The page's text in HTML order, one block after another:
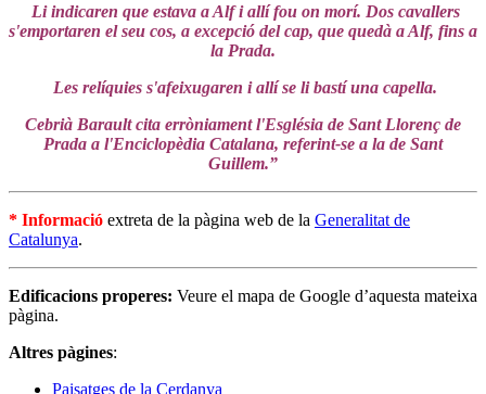
Li indicaren que estava a Alf i allí fou on morí. Dos cavallers
s'emportaren el seu cos, a excepció del cap, que quedà a Alf, fins a
la Prada.
Les relíquies s'afeixugaren i allí se li bastí una capella.
Cebrià Barault cita erròniament l'Església de Sant Llorenç de
Prada a l'Enciclopèdia Catalana, referint-se a la de Sant
Guillem.”
* Informació extreta de la pàgina web de la Generalitat de
Catalunya.
Edificacions properes: Veure el mapa de Google d’aquesta mateixa
pàgina.
Altres pàgines:
Paisatges de la Cerdanya